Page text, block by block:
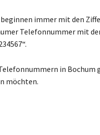
immer mit den
Telefonnummer mit
in Bochum
möchten.